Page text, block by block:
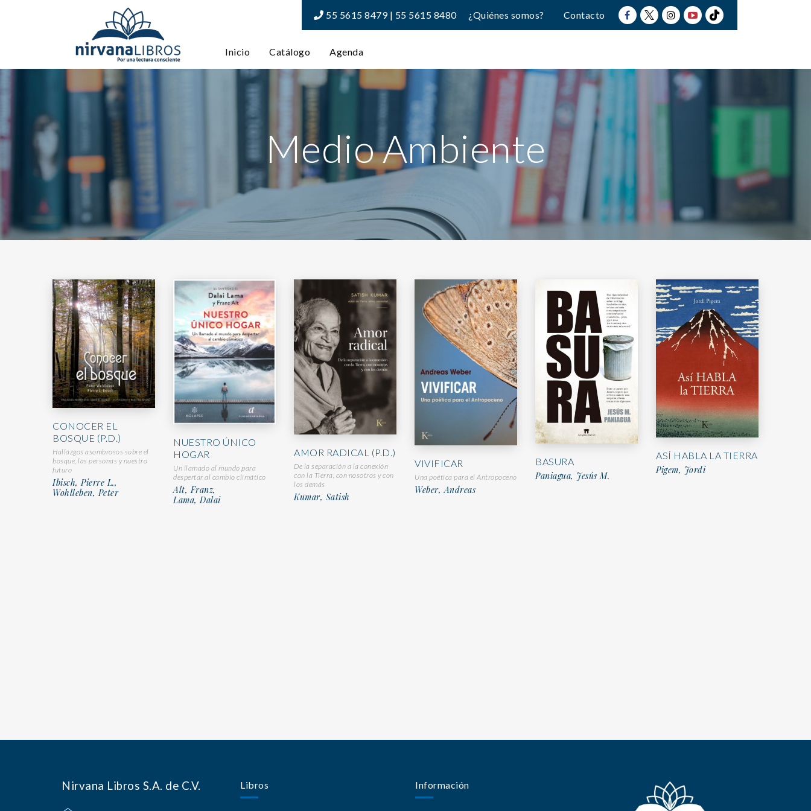
55 5615 8479 | 55 5615 8480 ¿Quiénes somos? Contacto
Inicio Catálogo Agenda
Medio Ambiente
CONOCER EL
BOSQUE (P.D.)
Hallazgos asombrosos sobre el
bosque, las personas y nuestro
futuro
Ibisch, Pierre L.,
Wohlleben, Peter
NUESTRO ÚNICO
HOGAR
Un llamado al mundo para
despertar al cambio climático
Alt, Franz,
Lama, Dalai
AMOR RADICAL (P.D.)
De la separación a la conexión
con la Tierra, con nosotros y con
los demás
Kumar, Satish
VIVIFICAR
Una poética para el Antropoceno
Weber, Andreas
BASURA
Paniagua, Jesús M.
ASÍ HABLA LA TIERRA
Pigem, Jordi
Nirvana Libros S.A. de C.V. Libros Información